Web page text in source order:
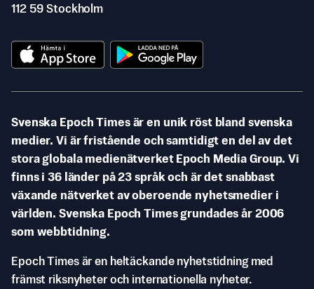
112 59 Stockholm
Svenska Epoch Times är en unik röst bland svenska
medier. Vi är fristående och samtidigt en del av det
stora globala medienätverket Epoch Media Group. Vi
finns i 36 länder på 23 språk och är det snabbast
växande nätverket av oberoende nyhetsmedier i
världen. Svenska Epoch Times grundades år 2006
som webbtidning.
Epoch Times är en heltäckande nyhetstidning med
främst riksnyheter och internationella nyheter.